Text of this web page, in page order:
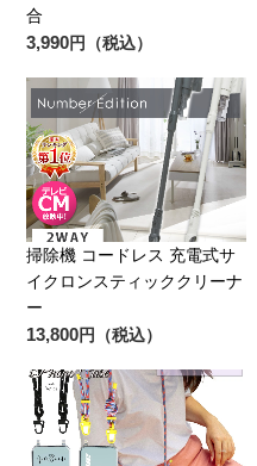
合
3,990円（税込）
掃除機 コードレス 充電式サ
イクロンスティッククリーナ
ー
13,800円（税込）